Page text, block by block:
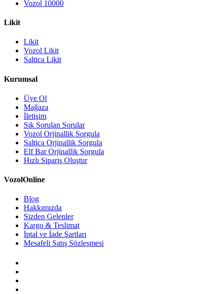
Vozol 10000
Likit
Likit
Vozol Likit
Saltica Likit
Kurumsal
Üye Ol
Mağaza
İletişim
Sık Sorulan Sorular
Vozol Orjinallik Sorgula
Saltica Orjinallik Sorgula
Elf Bar Orjinallik Sorgula
Hızlı Sipariş Oluştur
VozolOnline
Blog
Hakkımızda
Sizden Gelenler
Kargo & Teslimat
İptal ve İade Şartları
Mesafeli Satış Sözleşmesi